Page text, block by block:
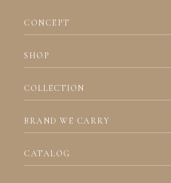
CONCEPT
SHOP
COLLECTION
BRAND WE CARRY
CATALOG